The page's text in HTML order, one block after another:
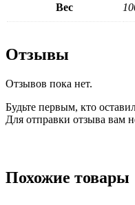
Вес
Отзывы
Отзывов пока нет.
Будьте первым, кто
Для отправки отзыва вам
Похожие товары